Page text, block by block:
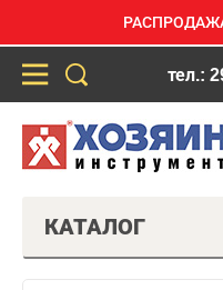
тел.:
КАТАЛОГ